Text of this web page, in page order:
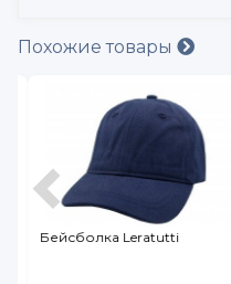
Похожие товары
Бейсболка Leratutti